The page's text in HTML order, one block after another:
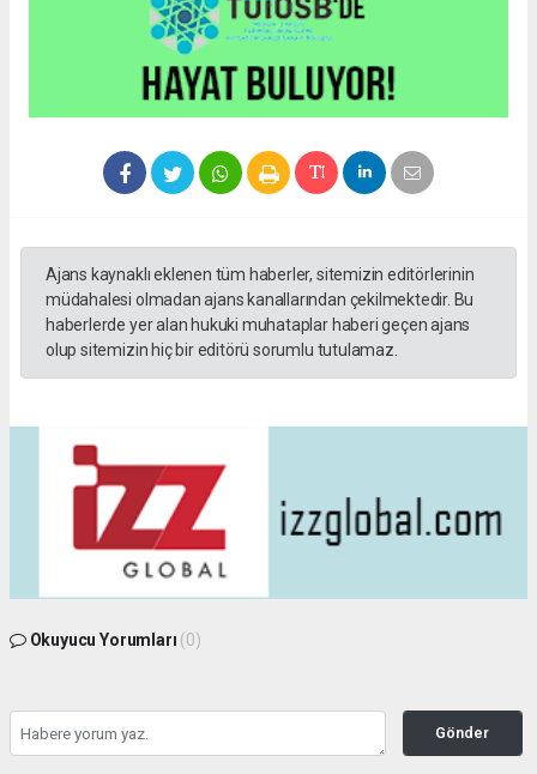
Ajans kaynaklı eklenen tüm haberler, sitemizin editörlerinin
müdahalesi olmadan ajans kanallarından çekilmektedir. Bu
haberlerde yer alan hukuki muhataplar haberi geçen ajans
olup sitemizin hiç bir editörü sorumlu tutulamaz.
Okuyucu Yorumları (0)
Gönder